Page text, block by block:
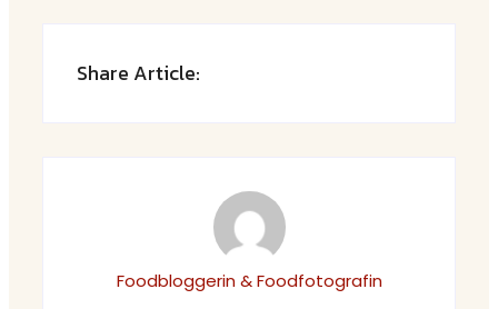
Share Article:
Foodbloggerin & Foodfotografin